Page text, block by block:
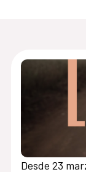
Desde 23